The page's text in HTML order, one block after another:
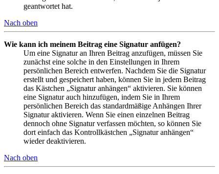
geantwortet hat.
Nach oben
Wie kann ich meinem Beitrag eine Signatur anfügen?
Um eine Signatur an Ihren Beitrag anzufügen, müssen Sie
zunächst eine solche in den Einstellungen in Ihrem
persönlichen Bereich entwerfen. Nachdem Sie die Signatur
erstellt und gespeichert haben, können Sie in jedem Beitrag
das Kästchen „Signatur anhängen“ aktivieren. Sie können
eine Signatur auch hinzufügen, indem Sie in Ihrem
persönlichen Bereich das standardmäßige Anhängen Ihrer
Signatur aktivieren. Wenn Sie einen einzelnen Beitrag
dennoch ohne Signatur verfassen möchten, so können Sie
dort einfach das Kontrollkästchen „Signatur anhängen“
wieder deaktivieren.
Nach oben